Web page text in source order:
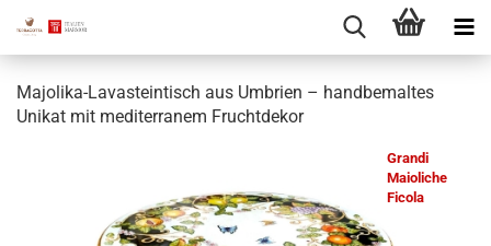
Majolika-Lavasteintisch aus Umbrien – handbemaltes
Unikat mit mediterranem Fruchtdekor
Grandi
Maioliche
Ficola